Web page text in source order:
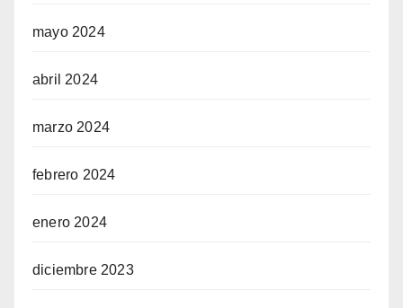
mayo 2024
abril 2024
marzo 2024
febrero 2024
enero 2024
diciembre 2023